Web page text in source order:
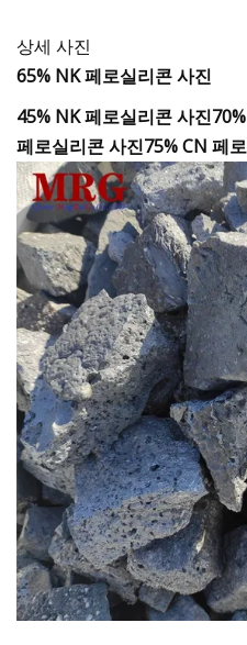
상세 사진
65% NK 페로실리콘 사진
45% NK 페로실리콘 사진
페로실리콘 사진75% CN 페